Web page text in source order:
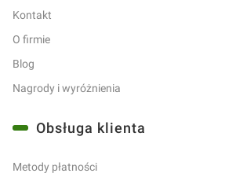
Kontakt
O firmie
Blog
Nagrody i wyróżnienia
Obsługa klienta
Metody płatności